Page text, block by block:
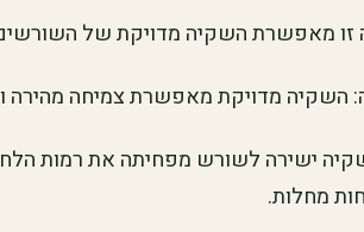
זו מאפשרת השקיה מדויקת של
השקיה מדויקת מאפשרת צמיחה מהירה
ישירה לשורש מפחיתה את רמות
מחלות.